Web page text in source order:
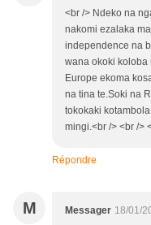
<br /> Ndeko na
nakomi ezalaka
independence na
wana okoki koloba
Europe ekoma
na tina te.Soki na
tokokaki
mingi.<br /> <br />
Répondre
M Messager 18/01/